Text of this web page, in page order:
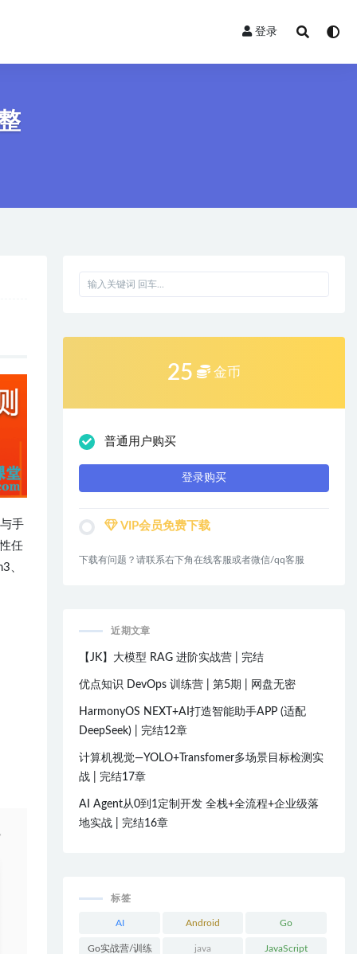
登录
手
任
、
25 金币
普通用户购买
登录购买
VIP会员免费下载
下载有问题？请联系右下角在线客服或者微信/qq客服
近期文章
【JK】大模型 RAG 进阶实战营 | 完结
优点知识 DevOps 训练营 | 第5期 | 网盘无密
HarmonyOS NEXT+AI打造智能助手APP (适配
DeepSeek) | 完结12章
计算机视觉—YOLO+Transfomer多场景目标检测实
战 | 完结17章
AI Agent从0到1定制开发 全栈+全流程+企业级落
地实战 | 完结16章
标签
AI Android Go
Go实战营/训练 java JavaScript